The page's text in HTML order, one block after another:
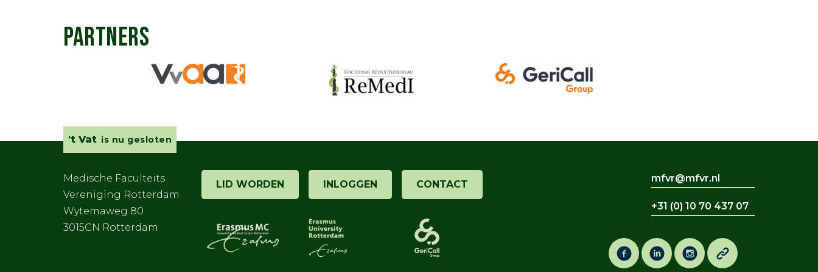
PARTNERS
't Vat is nu gesloten
Medische Faculteits
Vereniging Rotterdam
Wytemaweg 80
3015CN Rotterdam
LID WORDEN INLOGGEN CONTACT
mfvr@mfvr.nl
+31 (0) 10 70 437 07